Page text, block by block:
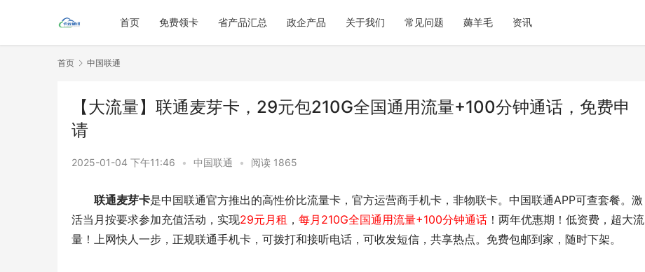
首页 免费领卡 省产品汇总 政企产品 关于我们 常见问题 薅羊毛 资讯
首页 中国联通
【大流量】联通麦芽卡，29元包210G全国通用流量+100分钟通话，免费申
请
2025-01-04 下午11:46 • 中国联通 • 阅读 1865
联通麦芽卡是中国联通官方推出的高性价比流量卡，官方运营商手机卡，非物联卡。中国联通APP可查套餐。激
活当月按要求参加充值活动，实现29元月租 ， 每月210G全国通用流量+100分钟通话 ！两年优惠期！ 低资费，超大流
量！上网快人一步，正规联通手机卡，可拨打和接听电话，可收发短信，共享热点。免费包邮到家，随时下架。